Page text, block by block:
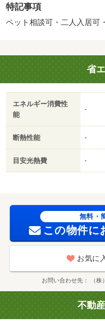
良福寺店があり便利です。
有
特記事項
ペット相談可・二人入居可
省
エネルギー消費性
能
-
断熱性能 -
目安光熱費 -
無料・
この物件に
お気に
お問い合わせ先 （
不動